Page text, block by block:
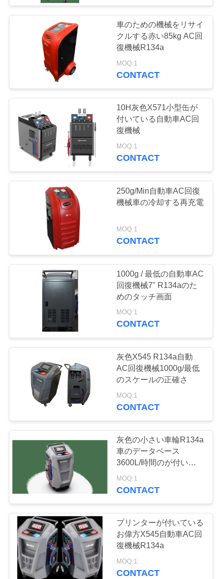
工
理
連
さ
用
を
し
な
車のための機械をリサイ
クルする赤い85kg AC回
復機械R134a
MOQ:1
CONTACT
10H灰色X571小型缶が
付いている自動車AC回
復機械
MOQ:1
CONTACT
250g/Min自動車AC回復
機械車の冷却する再充電
MOQ:1
CONTACT
1000g / 最低の自動車AC
回復機械7" R134aのた
めのタッチ画面
MOQ:1
CONTACT
灰色X545 R134a自動
AC回復機械1000g/最低
のスケールの正確さ
MOQ:1
CONTACT
灰色の小さい車輪R134a
車のデータベース
3600L/時間のが付いて
いる自動AC回復機械
MOQ:1
CONTACT
プリンターが付いている
お偉方X545自動車AC回
復機械R134a
MOQ:1
CONTACT